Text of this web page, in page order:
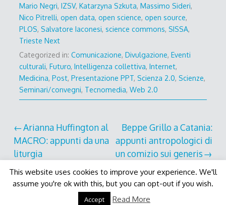
Mario Negri, IZSV, Katarzyna Szkuta, Massimo Sideri,
Nico Pitrelli, open data, open science, open source,
PLOS, Salvatore Iaconesi, science commons, SISSA,
Trieste Next
Categorized in: Comunicazione, Divulgazione, Eventi
culturali, Futuro, Intelligenza collettiva, Internet,
Medicina, Post, Presentazione PPT, Scienza 2.0, Scienze,
Seminari/convegni, Tecnomedia, Web 2.0
Post
navigation
Arianna Huffington al
MACRO: appunti da una
liturgia
Beppe Grillo a Catania:
appunti antropologici di
un comizio sui generis
Decode Themeby Macho Themes
This website uses cookies to improve your experience. We'll
assume you're ok with this, but you can opt-out if you wish.
Accept Read More